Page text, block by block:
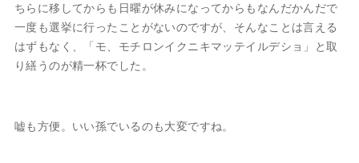
ちらに移してからも日曜が休みになってからもなんだかんだで
一度も選挙に行ったことがないのですが、そんなことは言える
はずもなく、「モ、モチロンイクニキマッテイルデショ」と取
り繕うのが精一杯でした。
嘘も方便。いい孫でいるのも大変ですね。